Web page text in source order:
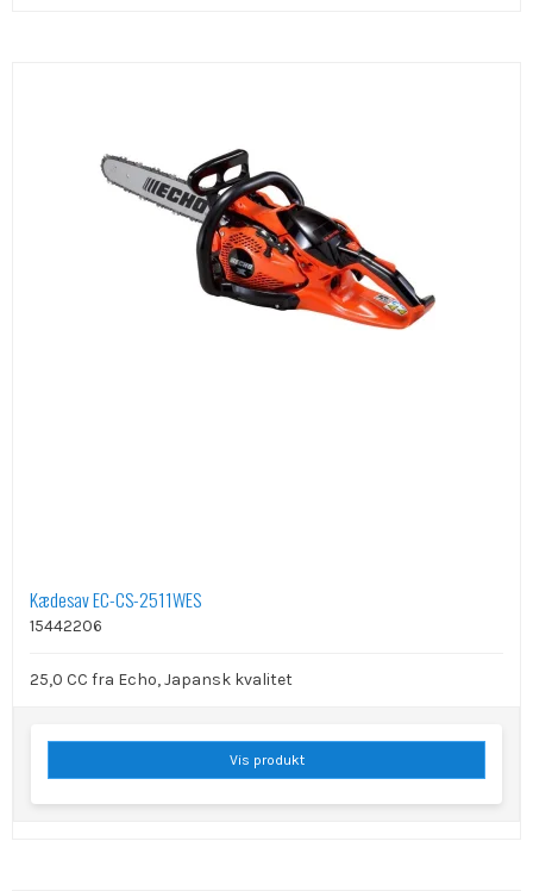
Kædesav EC-CS-2511WES
15442206
25,0 CC fra Echo, Japansk kvalitet
Vis produkt